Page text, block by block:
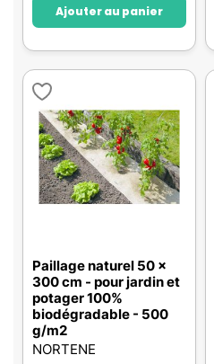
Ajouter au panier
Paillage naturel 50 x
300 cm - pour jardin et
potager 100%
biodégradable - 500
g/m2
NORTENE